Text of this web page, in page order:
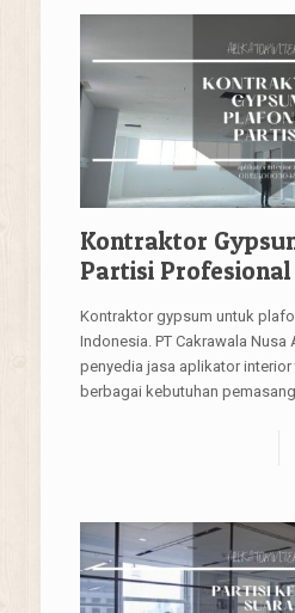
Kontraktor
Partisi Profesional
Kontraktor gypsum untuk
Indonesia. PT Cakrawala
penyedia jasa aplikator
berbagai kebutuhan